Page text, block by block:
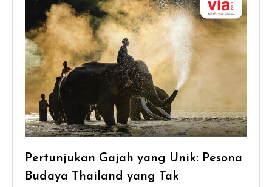
Pertunjukan Gajah yang Unik: Pesona
Budaya Thailand yang Tak